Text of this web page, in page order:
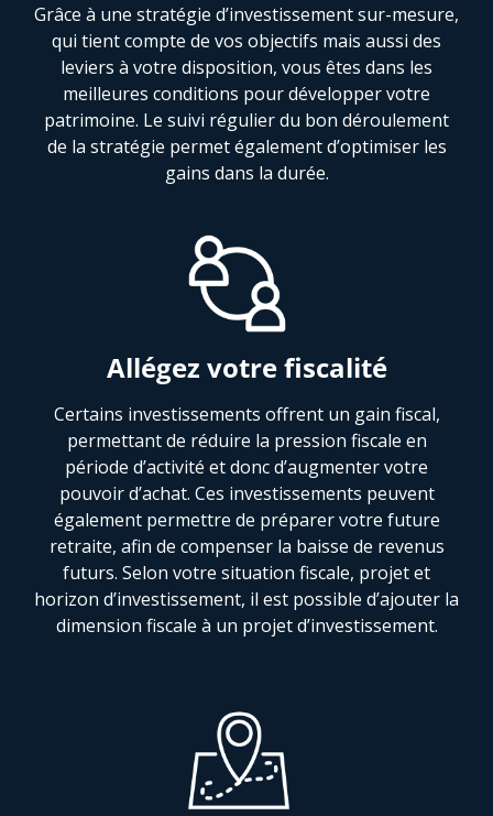
Grâce à une stratégie d’investissement sur-mesure,
qui tient compte de vos objectifs mais aussi des
leviers à votre disposition, vous êtes dans les
meilleures conditions pour développer votre
patrimoine. Le suivi régulier du bon déroulement
de la stratégie permet également d’optimiser les
gains dans la durée.
Allégez votre fiscalité
Certains investissements offrent un gain fiscal,
permettant de réduire la pression fiscale en
période d’activité et donc d’augmenter votre
pouvoir d’achat. Ces investissements peuvent
également permettre de préparer votre future
retraite, afin de compenser la baisse de revenus
futurs. Selon votre situation fiscale, projet et
horizon d’investissement, il est possible d’ajouter la
dimension fiscale à un projet d’investissement.